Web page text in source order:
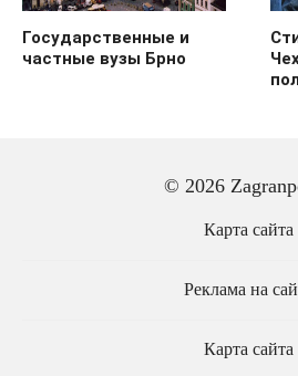
Государственные и
частные вузы Брно
© 2026
Карта сайта
Реклама на
Карта сайта